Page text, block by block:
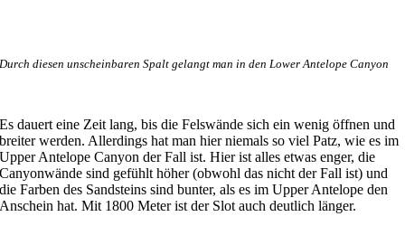
Durch diesen unscheinbaren Spalt gelangt man in den Lower Antelope Canyon
Es dauert eine Zeit lang, bis die Felswände sich ein wenig öffnen und
breiter werden. Allerdings hat man hier niemals so viel Patz, wie es im
Upper Antelope Canyon der Fall ist. Hier ist alles etwas enger, die
Canyonwände sind gefühlt höher (obwohl das nicht der Fall ist) und
die Farben des Sandsteins sind bunter, als es im Upper Antelope den
Anschein hat. Mit 1800 Meter ist der Slot auch deutlich länger.